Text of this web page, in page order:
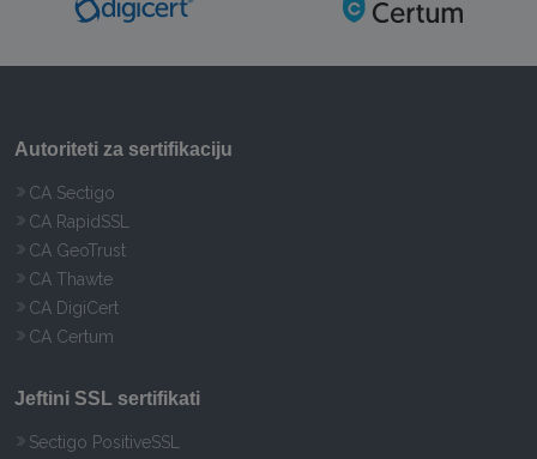
Autoriteti za sertifikaciju
CA Sectigo
CA RapidSSL
CA GeoTrust
CA Thawte
CA DigiCert
CA Certum
Jeftini SSL sertifikati
Sectigo PositiveSSL